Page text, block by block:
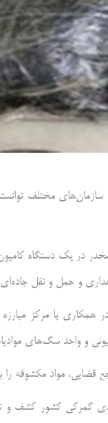
در یک دستگاه
و حمل و نقل
همکاری با مرکز
و واحد سگ‌های
مواد مکشوفه را به
گمرکی کشور کشف و